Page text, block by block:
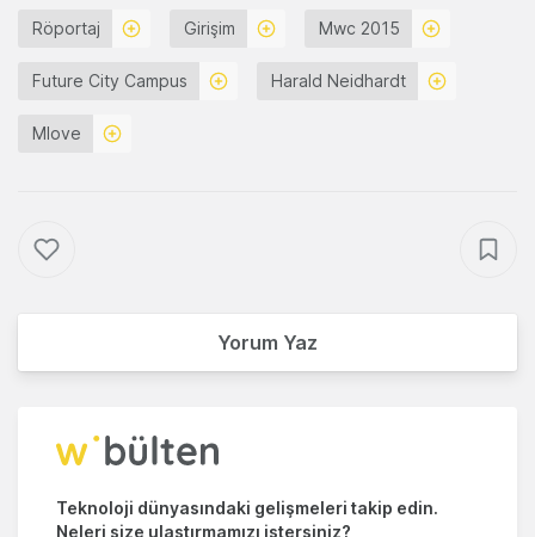
Röportaj Girişim Mwc 2015
Future City Campus Harald Neidhardt
Mlove
Yorum Yaz
Teknoloji dünyasındaki gelişmeleri takip edin.
Neleri size ulaştırmamızı istersiniz?